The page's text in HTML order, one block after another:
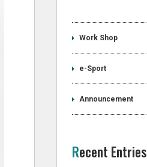
Work Shop
e-Sport
Announcement
Recent Entries